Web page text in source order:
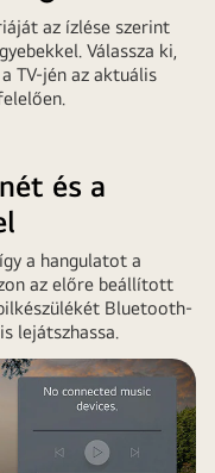
az ízlése szerint
Válassza ki,
TV-jén az aktuális
és a
a hangulatot a
az előre beállított
Bluetooth-
lejátszhassa.